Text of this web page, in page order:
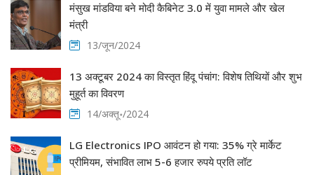
मंसुख मांडविया बने मोदी कैबिनेट 3.0 में युवा मामले और खेल
मंत्री
13/जून/2024
13 अक्टूबर 2024 का विस्तृत हिंदू पंचांग: विशेष तिथियों और शुभ
मुहूर्त का विवरण
14/अक्तू॰/2024
LG Electronics IPO आवंटन हो गया: 35% ग्रे मार्केट
प्रीमियम, संभावित लाभ 5-6 हजार रुपये प्रति लॉट